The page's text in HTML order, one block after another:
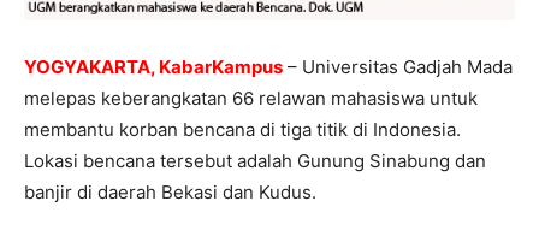
YOGYAKARTA, KabarKampus – Universitas Gadjah Mada
melepas keberangkatan 66 relawan mahasiswa untuk
membantu korban bencana di tiga titik di Indonesia.
Lokasi bencana tersebut adalah Gunung Sinabung dan
banjir di daerah Bekasi dan Kudus.